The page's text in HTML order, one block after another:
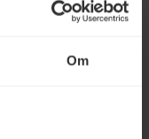
Om